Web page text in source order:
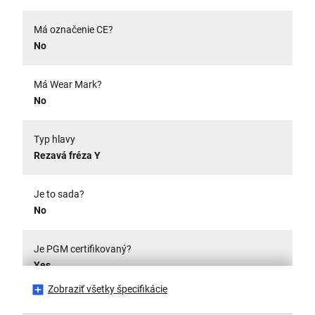
Má označenie CE?
No
Má Wear Mark?
No
Typ hlavy
Rezavá fréza Y
Je to sada?
No
Je PGM certifikovaný?
Yes
Zobraziť všetky špecifikácie